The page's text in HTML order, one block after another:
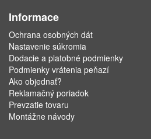
Informace
Ochrana osobných dát
Nastavenie súkromia
Dodacie a platobné podmienky
Podmienky vrátenia peňazí
Ako objednať?
Reklamačný poriadok
Prevzatie tovaru
Montážne návody